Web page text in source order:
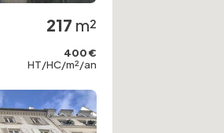
217 m²
400 €
HT/HC/m²/an